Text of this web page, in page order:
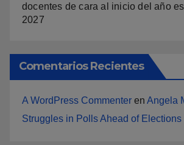
docentes de cara al inicio del año
2027
Comentarios Recientes
A WordPress Commenter en Angela
Struggles in Polls Ahead of Elections